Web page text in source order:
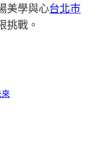
美學與心台北巿
挑戰。